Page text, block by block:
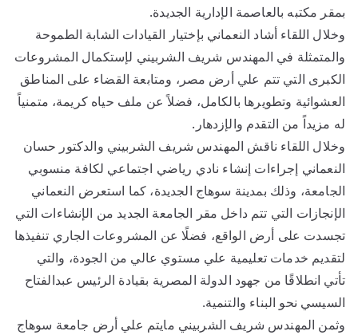
بمقر مكتبه بالعاصمة الإدارية الجديدة.
وخلال اللقاء أشاد النعماني بإختيار القيادات الشابة الطموحة
والمتمثلة في المهندس شريف الشربيني لإستكمال المشروعات
الكبرى التي تتم علي أرض مصر، ومتابعة القضاء على المناطق
العشوائية وتطويرها بالكامل، فضلاً عن ملف حياه كريمة، متمنياً
له مزيداً من التقدم والإزدهار.
وخلال اللقاء ناقش المهندس شريف الشربيني والدكتور حسان
النعماني إجراءات إنشاء نادي رياضي اجتماعي لكافة منسوبي
الجامعة، وذلك بمدينة سوهاج الجديدة، كما استعرض النعماني
الإنجازات التي تتم داخل مقر الجامعة الجديد من الإنشاءات التي
تجسدت على أرض الواقع، فضلًا عن المشروعات الجاري تنفيذها
لتقديم خدمات تعليمية علي مستوي عالي من الجودة، والتي
تأتي انطلاقًا من جهود الدولة المصرية بقيادة الرئيس عبدالفتاح
السيسي نحو البناء والتنمية.
وثمن المهندس شريف الشربيني مايتم علي أرض جامعة سوهاج